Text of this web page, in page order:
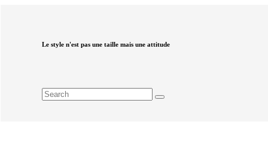
Le style n'est pas une taille mais une attitude